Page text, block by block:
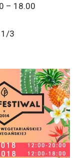
– 18.00
1/3